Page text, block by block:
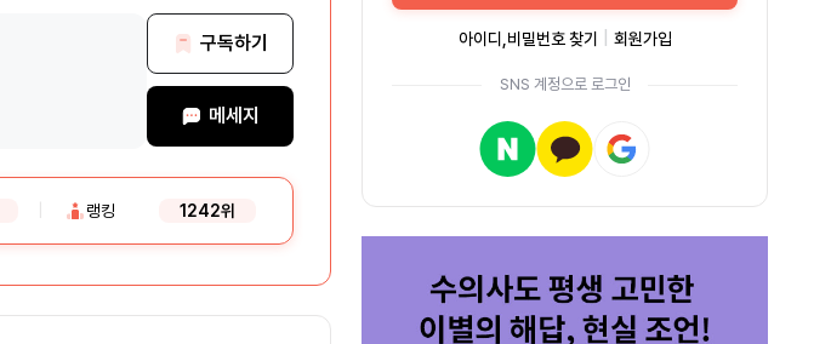
구독하기
메세지
랭킹 1242위
아이디,비밀번호 찾기 회원가입
SNS 계정으로 로그인